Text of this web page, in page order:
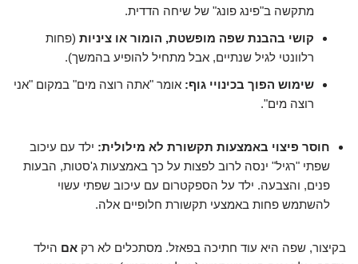
מתקשה ב"פינג פונג" של שיחה הדדית.
קושי בהבנת שפה מופשטת, הומור או ציניות (פחות
רלוונטי לגיל שנתיים, אבל מתחיל להופיע בהמשך).
שימוש הפוך בכינויי גוף: אומר "אתה רוצה מים" במקום "אני
רוצה מים".
חוסר פיצוי באמצעות תקשורת לא מילולית: ילד עם עיכוב
שפתי "רגיל" ינסה לרוב לפצות על כך באמצעות ג'סטות, הבעות
פנים, והצבעה. ילד על הספקטרום עם עיכוב שפתי עשוי
להשתמש פחות באמצעי תקשורת חלופיים אלה.
בקיצור, שפה היא עוד חתיכה בפאזל. מסתכלים לא רק אם הילד